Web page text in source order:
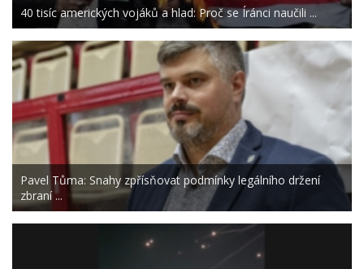
40 tisíc amerických vojáků a hlad: Proč se Íránci naučili ...
Pavel Tůma: Snahy zpřísňovat podmínky legálního držení
zbraní ...